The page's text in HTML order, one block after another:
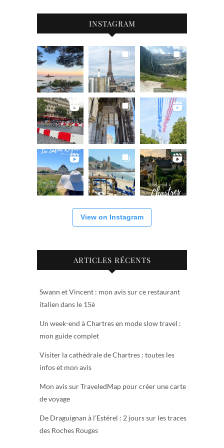
INSTAGRAM
View on Instagram
ARTICLES RÉCENTS
Swann et Vincent : mon avis sur ce restaurant
italien dans le 15è
Un week-end à Chartres en mode slow travel :
mon guide complet
Visiter la cathédrale de Chartres : toutes les
infos et mon avis
Mon avis sur TraveledMap pour créer une carte
de voyage
De Draguignan à l’Estérel : 2 jours sur les traces
des Roches Rouges